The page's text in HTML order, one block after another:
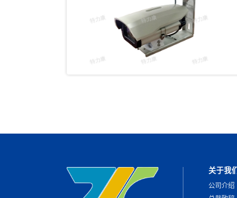
关于我们
公司介绍